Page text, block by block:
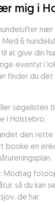
mig i
nær
6
at give din
eventyr i
finder du
søgelisten
i Holstebro.
den
booke en
Modtag
så du kan
de har.